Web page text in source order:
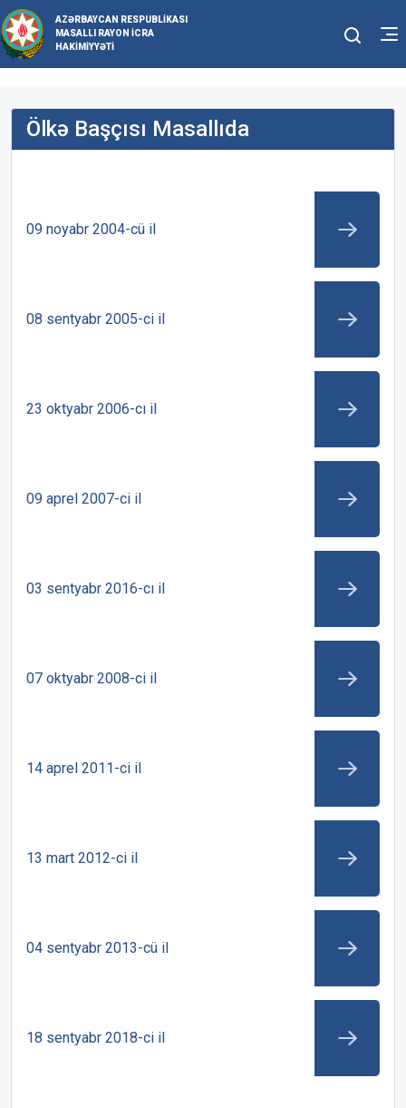
AZƏRBAYCAN RESPUBLIKASI
MASALLI RAYON İCRA
HAKIMIYYƏTI
Ölkə Başçısı Masallıda
09 noyabr 2004-cü il
08 sentyabr 2005-ci il
23 oktyabr 2006-cı il
09 aprel 2007-ci il
03 sentyabr 2016-cı il
07 oktyabr 2008-ci il
14 aprel 2011-ci il
13 mart 2012-ci il
04 sentyabr 2013-cü il
18 sentyabr 2018-ci il